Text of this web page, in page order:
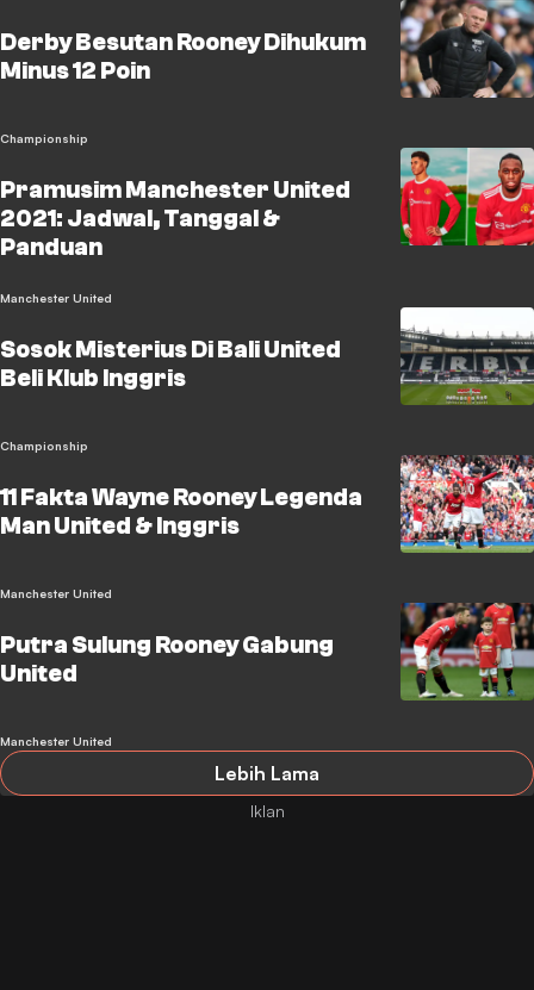
Derby Besutan Rooney Dihukum
Minus 12 Poin
Championship
Pramusim Manchester United
2021: Jadwal, Tanggal &
Panduan
Manchester United
Sosok Misterius Di Bali United
Beli Klub Inggris
Championship
11 Fakta Wayne Rooney Legenda
Man United & Inggris
Manchester United
Putra Sulung Rooney Gabung
United
Manchester United
Lebih Lama